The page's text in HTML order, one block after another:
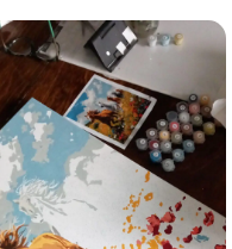
privātuma politiku un